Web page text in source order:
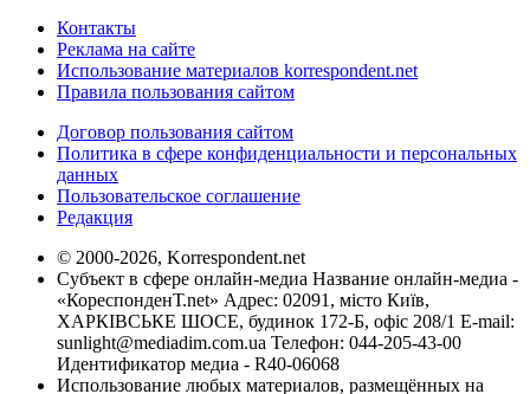
Контакты
Реклама на сайте
Использование материалов korrespondent.net
Правила пользования сайтом
Договор пользования сайтом
Политика в сфере конфиденциальности и персональных
данных
Пользовательское соглашение
Редакция
© 2000-2026, Korrespondent.net
Субъект в сфере онлайн-медиа Название онлайн-медиа -
«КореспонденТ.net» Адрес: 02091, місто Київ,
ХАРКІВСЬКЕ ШОСЕ, будинок 172-Б, офіс 208/1 E-mail:
sunlight@mediadim.com.ua Телефон: 044-205-43-00
Идентификатор медиа - R40-06068
Использование любых материалов, размещённых на